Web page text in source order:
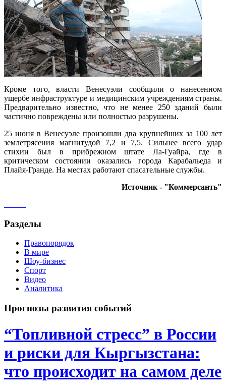
Кроме того, власти Венесуэли сообщили о нанесенном
ущербе инфраструктуре и медицинским учреждениям страны.
Предварительно известно, что не менее 250 зданий были
частично повреждены или полностью разрушены.
25 июня в Венесуэле произошли два крупнейших за 100 лет
землетрясения магнитудой 7,2 и 7,5. Сильнее всего удар
стихии был в прибрежном штате Ла-Гуайра, где в
критическом состоянии оказались города Карабальеда и
Плайя-Гранде. На местах работают спасательные службы.
Источник - "Коммерсанть"
Разделы
Правопорядок
В мире
Шоу-бизнес
Спорт
Видео
Аналитика
Прогнозы развития событий
“Топливной стресс” в России
и риски для Кыргызстана:
что происходит на самом деле